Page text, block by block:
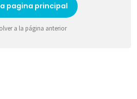
pagina principal
a la página anterior